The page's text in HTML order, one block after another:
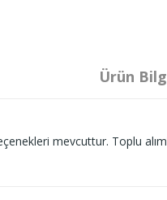
Ürün
mevcuttur. Toplu